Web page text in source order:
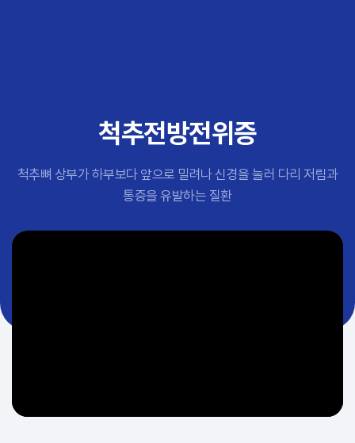
#교통사고후유증 #허리디스크
#추나요법
척추전방전위증
척추뼈 상부가 하부보다 앞으로 밀려나 신경을 눌러 다리 저림과
통증을 유발하는 질환